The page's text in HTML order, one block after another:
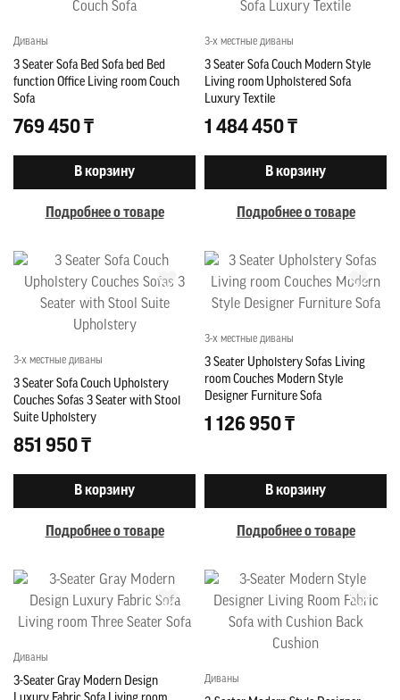
Диваны
3 Seater Sofa Bed Sofa bed Bed
function Office Living room Couch
Sofa
769 450 ₸
В корзину
Подробнее о товаре
3-х местные диваны
3 Seater Sofa Couch Modern Style
Living room Upholstered Sofa
Luxury Textile
1 484 450 ₸
В корзину
Подробнее о товаре
3-х местные диваны
3 Seater Sofa Couch Upholstery
Couches Sofas 3 Seater with Stool
Suite Upholstery
851 950 ₸
В корзину
Подробнее о товаре
3-х местные диваны
3 Seater Upholstery Sofas Living
room Couches Modern Style
Designer Furniture Sofa
1 126 950 ₸
В корзину
Подробнее о товаре
Диваны
3-Seater Gray Modern Design
Диваны